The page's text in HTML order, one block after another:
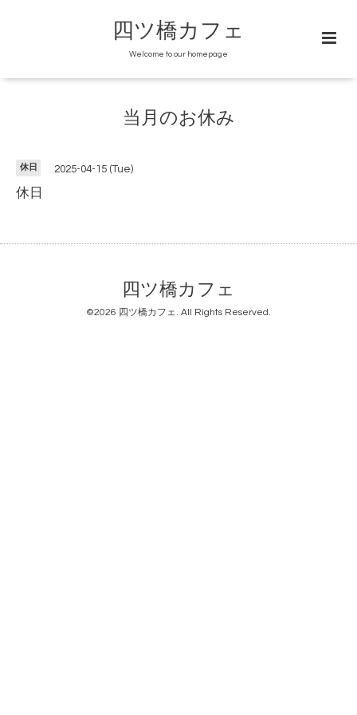
四ツ橋カフェ
Welcome to our homepage
当月のお休み
休日 2025-04-15 (Tue)
休日
四ツ橋カフェ
©2026 四ツ橋カフェ. All Rights Reserved.